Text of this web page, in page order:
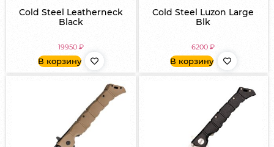
Cold Steel Leatherneck
Black
19950 ₽
В корзину
Cold Steel Luzon Large
Blk
6200₽
В корзину